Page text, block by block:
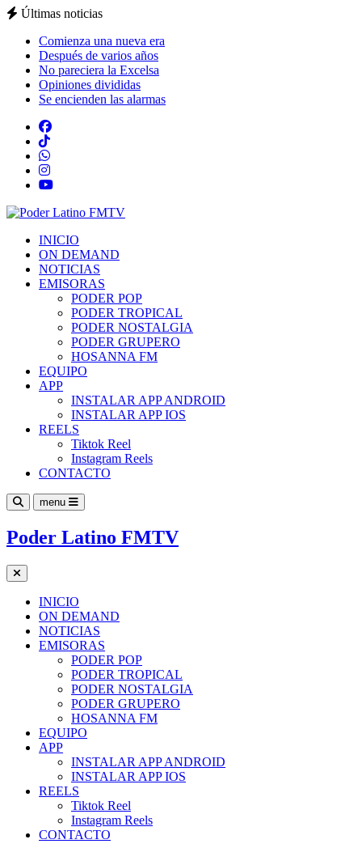
Últimas noticias
Comienza una nueva era
Después de varios años
No pareciera la Excelsa
Opiniones divididas
Se encienden las alarmas
INICIO
ON DEMAND
NOTICIAS
EMISORAS
PODER POP
PODER TROPICAL
PODER NOSTALGIA
PODER GRUPERO
HOSANNA FM
EQUIPO
APP
INSTALAR APP ANDROID
INSTALAR APP IOS
REELS
Tiktok Reel
Instagram Reels
CONTACTO
menu
Poder Latino FMTV
INICIO
ON DEMAND
NOTICIAS
EMISORAS
PODER POP
PODER TROPICAL
PODER NOSTALGIA
PODER GRUPERO
HOSANNA FM
EQUIPO
APP
INSTALAR APP ANDROID
INSTALAR APP IOS
REELS
Tiktok Reel
Instagram Reels
CONTACTO